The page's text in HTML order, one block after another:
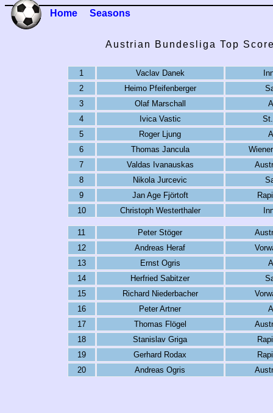
Home Seasons
Austrian Bundesliga Top
1 Vaclav Danek
2
Heimo Pfeifenberger
3
Olaf Marschall
4
Ivica Vastic
5
Roger Ljung
6
Thomas Jancula
7
Valdas Ivanauskas
8
Nikola Jurcevic
9
Jan Age Fjörtoft
10
Christoph Westerthaler
11 Peter Stöger
12
Andreas Heraf
13
Ernst Ogris
14
Herfried Sabitzer
15
Richard Niederbacher
16
Peter Artner
17
Thomas Flögel
18
Stanislav Griga
19
Gerhard Rodax
20
Andreas Ogris